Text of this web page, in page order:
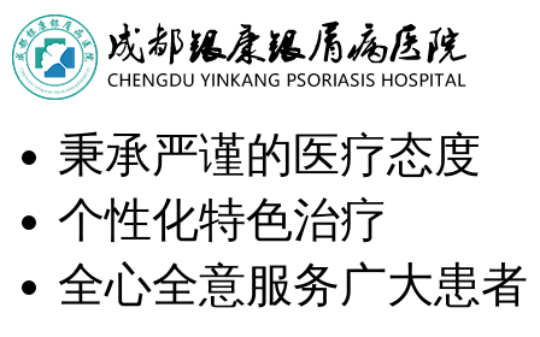
秉承严谨的医疗态度
个性化特色治疗
全心全意服务广大患者